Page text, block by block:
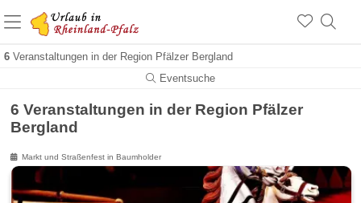
6 Veranstaltungen in der Region Pfälzer Bergland
Eventsuche
+1.500 Unterkünfte in Rheinland-Pfalz
+1.000 Sehenswürdigkeiten
6 Veranstaltungen in der Region Pfälzer
Bergland
Markt und Straßenfest in Baumholder